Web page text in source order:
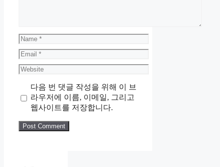
Name
Email
Website
다음 번 댓글 작성을 위해 이 브
라우저에 이름, 이메일, 그리고
웹사이트를 저장합니다.